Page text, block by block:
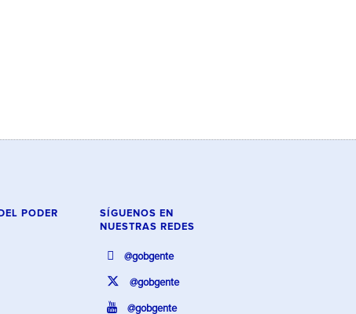
PODER
SÍGUENOS EN
NUESTRAS REDES
@gobgente
@gobgente
@gobgente